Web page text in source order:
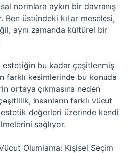
normlara aykırı bir davranış
Ben üstündeki kıllar meselesi,
aynı zamanda kültürel bir
estetiğin bu kadar çeşitlenmiş
farklı kesimlerinde bu konuda
ortaya çıkmasına neden
insanların farklı vücut
değerleri üzerinde kendi
sağlıyor.
Olumlama: Kişisel Seçim